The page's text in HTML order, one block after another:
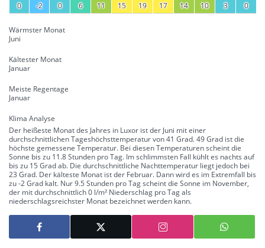
0 -2 0 6 11 15 19 17 14 10 3 0
Wärmster Monat
Juni
Kältester Monat
Januar
Meiste Regentage
Januar
Klima Analyse
Der heißeste Monat des Jahres in Luxor ist der Juni mit einer
durchschnittlichen Tageshöchsttemperatur von 41 Grad. 49 Grad ist die
höchste gemessene Temperatur. Bei diesen Temperaturen scheint die
Sonne bis zu 11.8 Stunden pro Tag. Im schlimmsten Fall kühlt es nachts auf
bis zu 15 Grad ab. Die durchschnittliche Nachttemperatur liegt jedoch bei
23 Grad. Der kälteste Monat ist der Februar. Dann wird es im Extremfall bis
zu -2 Grad kalt. Nur 9.5 Stunden pro Tag scheint die Sonne im November,
der mit durchschnittlich 0 l/m² Niederschlag pro Tag als
niederschlagsreichster Monat bezeichnet werden kann.